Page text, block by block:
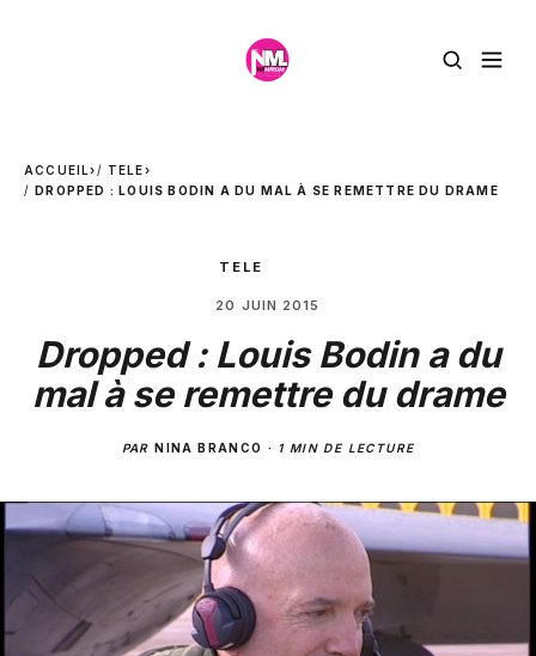
ACCUEIL› TELE›
DROPPED : LOUIS BODIN A DU MAL À SE REMETTRE DU DRAME
TELE
20 JUIN 2015
Dropped : Louis Bodin a du
mal à se remettre du drame
PARNINA BRANCO · 1 MIN DE LECTURE